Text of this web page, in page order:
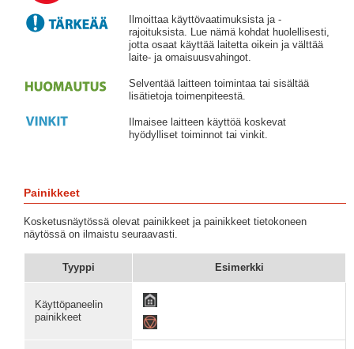
Ilmoittaa käyttövaatimuksista ja -
rajoituksista. Lue nämä kohdat huolellisesti,
jotta osaat käyttää laitetta oikein ja välttää
laite- ja omaisuusvahingot.
Selventää laitteen toimintaa tai sisältää
lisätietoja toimenpiteestä.
Ilmaisee laitteen käyttöä koskevat
hyödylliset toiminnot tai vinkit.
Painikkeet
Kosketusnäytössä olevat painikkeet ja painikkeet tietokoneen
näytössä on ilmaistu seuraavasti.
Tyyppi Esimerkki
Käyttöpaneelin
painikkeet